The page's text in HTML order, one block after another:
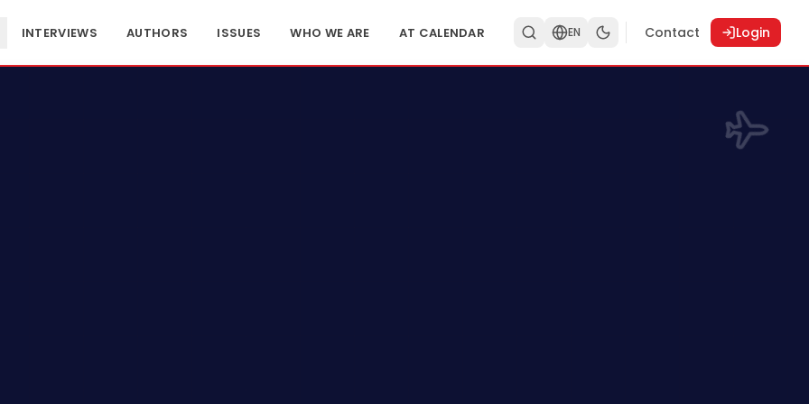
INTERVIEWS AUTHORS ISSUES WHO WE ARE AT CALENDAR EN Contact Login